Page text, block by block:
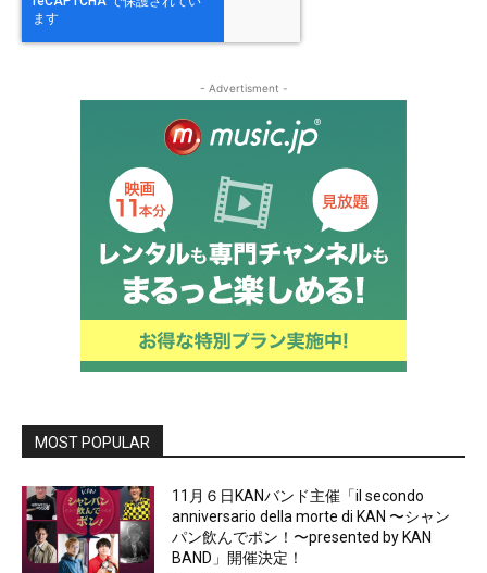
- Advertisment -
MOST POPULAR
11月６日KANバンド主催「il secondo
anniversario della morte di KAN 〜シャン
パン飲んでポン！〜presented by KAN
BAND」開催決定！